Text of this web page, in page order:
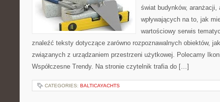
świat budynków, aranżacji,
wpływających na to, jak
wartościowy serwis
znaleźć teksty dotyczące zarówno rozpoznawalnych obiektów,
związanych z urządzaniem przestrzeni użytkowej. Polecamy
Współczesne Trendy. Na stronie czytelnik trafia do […]
CATEGORIES: BALTICAYACHTS